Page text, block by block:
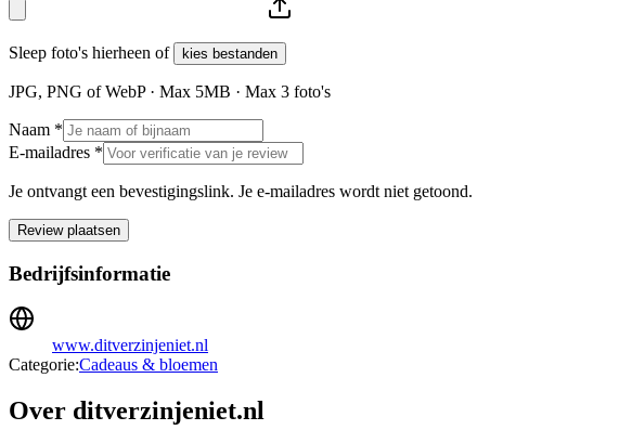
Sleep foto's hierheen of kies bestanden
JPG, PNG of WebP · Max 5MB · Max 3 foto's
Naam *
E-mailadres *
Je ontvangt een bevestigingslink. Je e-mailadres wordt niet getoond.
Review plaatsen
Bedrijfsinformatie
www.ditverzinjeniet.nl
Categorie:Cadeaus & bloemen
Over ditverzinjeniet.nl